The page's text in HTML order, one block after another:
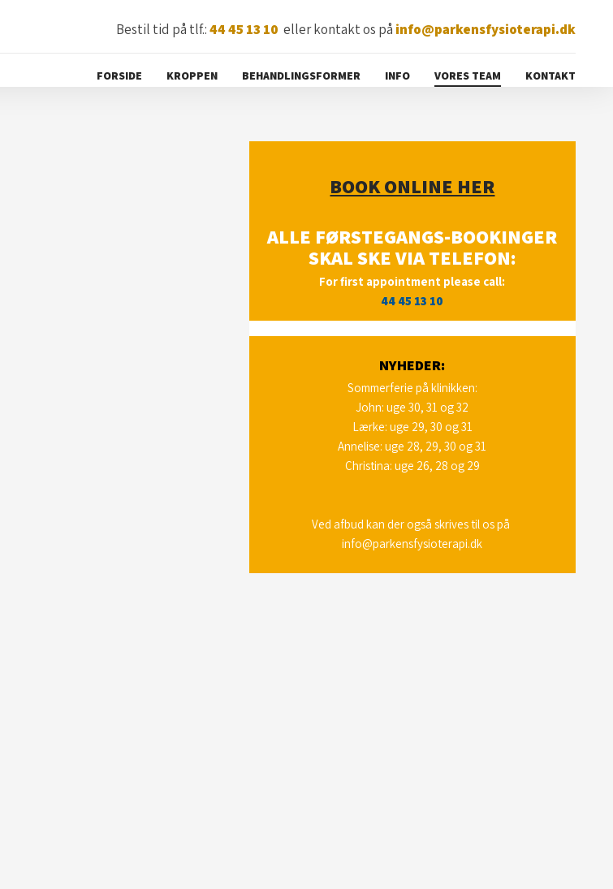
Bestil tid på tlf.:​44 45 13 10 eller kontakt os på info@parkensfysioterapi.dk
FORSIDE KROPPEN BEHANDLINGSFORMER INFO VORES TEAM KONTAKT
BOOK ONLINE HER
ALLE FØRSTEGANGS-BOOKINGER
SKAL SKE VIA TELEFON:
For​ first appointment please call:
44 45 13 10
NYHEDER:
Sommerferie på klinikken​​:
John: uge 30, 31 og 32
Lærke: uge 29, 30 og 31
Annelise: uge 28, 29, 30 og 31
Christina: uge 26, 28 og 29
Ved afbud kan der også skrives til os på
info@parkensfysioterapi​​.dk